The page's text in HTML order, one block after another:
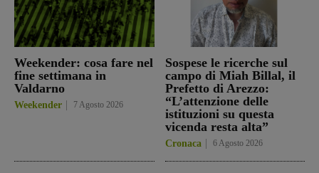
Weekender: cosa fare nel
fine settimana in
Valdarno
Weekender 7 Agosto 2026
Sospese le ricerche sul
campo di Miah Billal, il
Prefetto di Arezzo:
“L’attenzione delle
istituzioni su questa
vicenda resta alta”
Cronaca 6 Agosto 2026